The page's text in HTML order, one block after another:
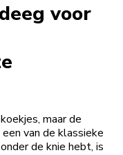
voor
maar de
van de klassieke
de knie hebt, is